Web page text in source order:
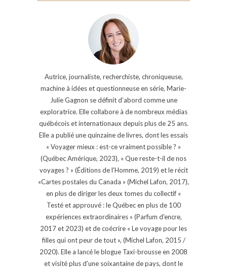
Autrice, journaliste, recherchiste, chroniqueuse,
machine à idées et questionneuse en série, Marie-
Julie Gagnon se définit d’abord comme une
exploratrice. Elle collabore à de nombreux médias
québécois et internationaux depuis plus de 25 ans.
Elle a publié une quinzaine de livres, dont les essais
« Voyager mieux : est-ce vraiment possible ? »
(Québec Amérique, 2023), « Que reste-t-il de nos
voyages ? » (Éditions de l'Homme, 2019) et le récit
«Cartes postales du Canada » (Michel Lafon, 2017),
en plus de diriger les deux tomes du collectif «
Testé et approuvé : le Québec en plus de 100
expériences extraordinaires » (Parfum d'encre,
2017 et 2023) et de coécrire « Le voyage pour les
filles qui ont peur de tout », (Michel Lafon, 2015 /
2020). Elle a lancé le blogue Taxi-brousse en 2008
et visité plus d'une soixantaine de pays, dont le